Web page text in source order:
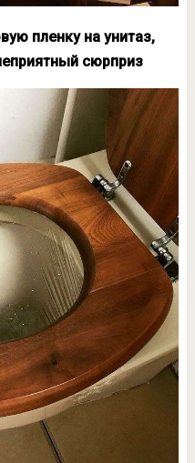
пленку на унитаз,
сюрприз